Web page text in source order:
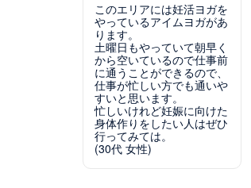
このエリアには妊活ヨガを
やっているアイムヨガがあ
ります。
土曜日もやっていて朝早く
から空いているので仕事前
に通うことができるので、
仕事が忙しい方でも通いや
すいと思います。
忙しいけれど妊娠に向けた
身体作りをしたい人はぜひ
行ってみては。
(30代 女性)
詳細を見る